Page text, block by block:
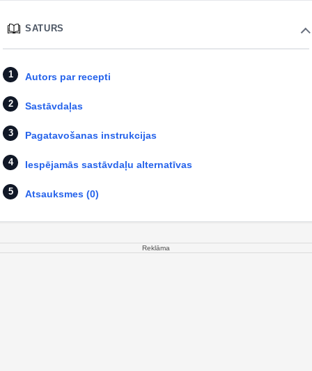
SATURS
Autors par recepti
Sastāvdaļas
Pagatavošanas instrukcijas
Iespējamās sastāvdaļu alternatīvas
Atsauksmes (0)
Reklāma